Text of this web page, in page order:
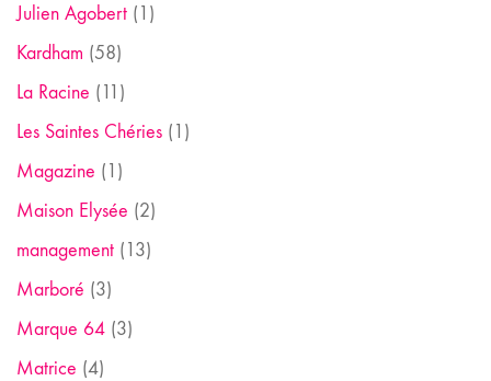
Julien Agobert (1)
Kardham (58)
La Racine (11)
Les Saintes Chéries (1)
Magazine (1)
Maison Elysée (2)
management (13)
Marboré (3)
Marque 64 (3)
Matrice (4)